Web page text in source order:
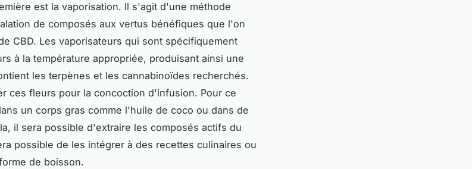
est la vaporisation. Il s'agit d'une méthode
de composés aux vertus bénéfiques que l'on
CBD. Les vaporisateurs qui sont spécifiquement
à la température appropriée, produisant ainsi une
les terpènes et les cannabinoïdes recherchés.
ces fleurs pour la concoction d'infusion. Pour ce
un corps gras comme l'huile de coco ou dans de
il sera possible d'extraire les composés actifs du
possible de les intégrer à des recettes culinaires ou
de boisson.